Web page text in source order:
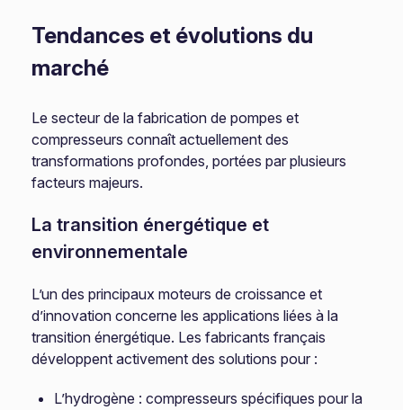
Tendances et évolutions du
marché
Le secteur de la fabrication de pompes et
compresseurs connaît actuellement des
transformations profondes, portées par plusieurs
facteurs majeurs.
La transition énergétique et
environnementale
L’un des principaux moteurs de croissance et
d’innovation concerne les applications liées à la
transition énergétique. Les fabricants français
développent activement des solutions pour :
L’hydrogène : compresseurs spécifiques pour la